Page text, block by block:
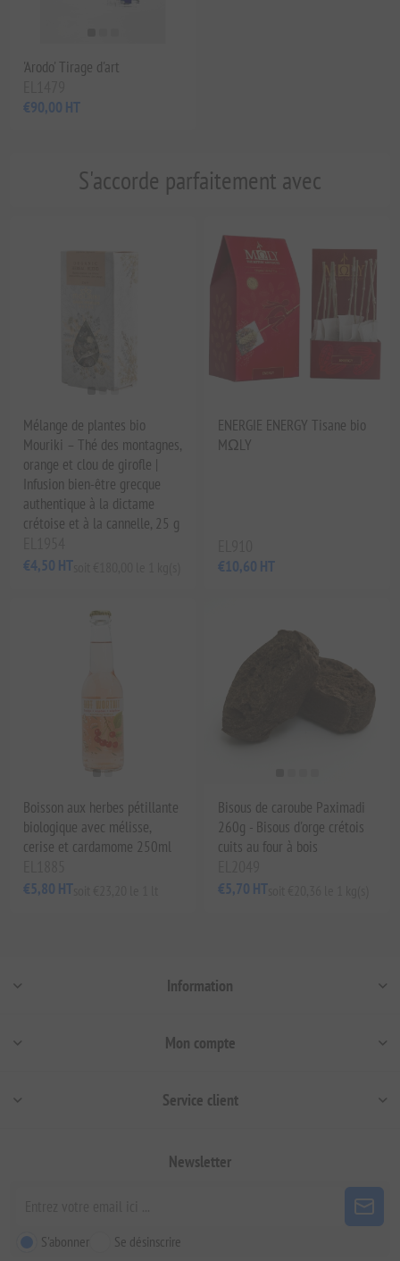
'Arodo' Tirage d'art
€90,00 HT
S'accorde parfaitement avec
Mélange de plantes bio
Mouriki – Thé des montagnes,
orange et clou de girofle |
Infusion bien-être grecque
authentique à la dictame
crétoise et à la cannelle, 25 g
€4,50 HT
ENERGIE ENERGY Tisane bio
MΩLY
€10,60 HT
Boisson aux herbes pétillante
biologique avec mélisse,
cerise et cardamome 250ml
€5,80 HT
Bisous de caroube Paximadi
260g - Bisous d'orge crétois
cuits au four à bois
€5,70 HT
Information
Mon compte
Service client
Newsletter
S'abonner Se désinscrire